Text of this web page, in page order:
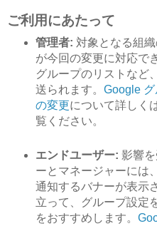
ご利用にあたって
管理者: 対象となる組
が今回の変更に対応で
グループのリストなど
送られます。 Google
の変更について詳しく
覧ください。
エンドユーザー: 影響
ーとマネージャーには
通知するバナーが表示
立って、グループ設定
をおすすめします。